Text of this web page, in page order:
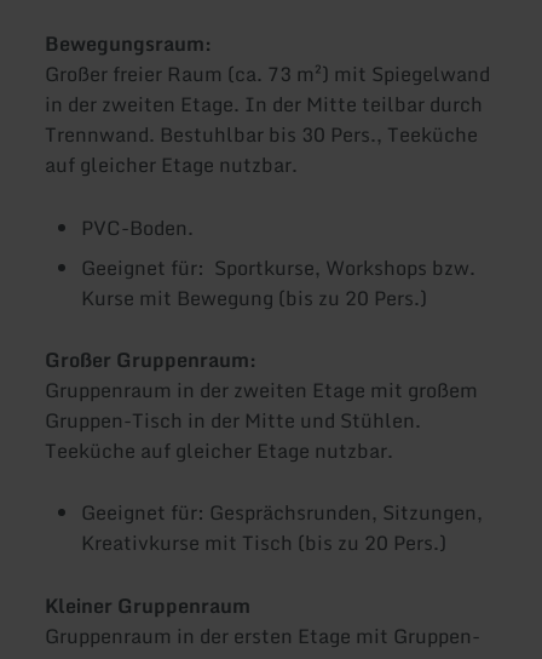
Bewegungsraum:
Großer freier Raum (ca. 73 m²) mit Spiegelwand
in der zweiten Etage. In der Mitte teilbar durch
Trennwand. Bestuhlbar bis 30 Pers., Teeküche
auf gleicher Etage nutzbar.
PVC-Boden.
Geeignet für: Sportkurse, Workshops bzw.
Kurse mit Bewegung (bis zu 20 Pers.)
Großer Gruppenraum:
Gruppenraum in der zweiten Etage mit großem
Gruppen-Tisch in der Mitte und Stühlen.
Teeküche auf gleicher Etage nutzbar.
Geeignet für: Gesprächsrunden, Sitzungen,
Kreativkurse mit Tisch (bis zu 20 Pers.)
Kleiner Gruppenraum
Gruppenraum in der ersten Etage mit Gruppen-